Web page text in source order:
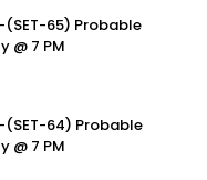
(SET-65) Probable
@ 7 PM
(SET-64) Probable
@ 7 PM